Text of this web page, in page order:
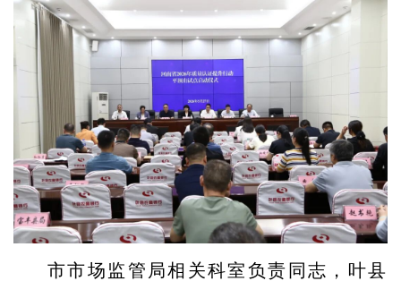
市市场监管局相关科室负责同志，叶县